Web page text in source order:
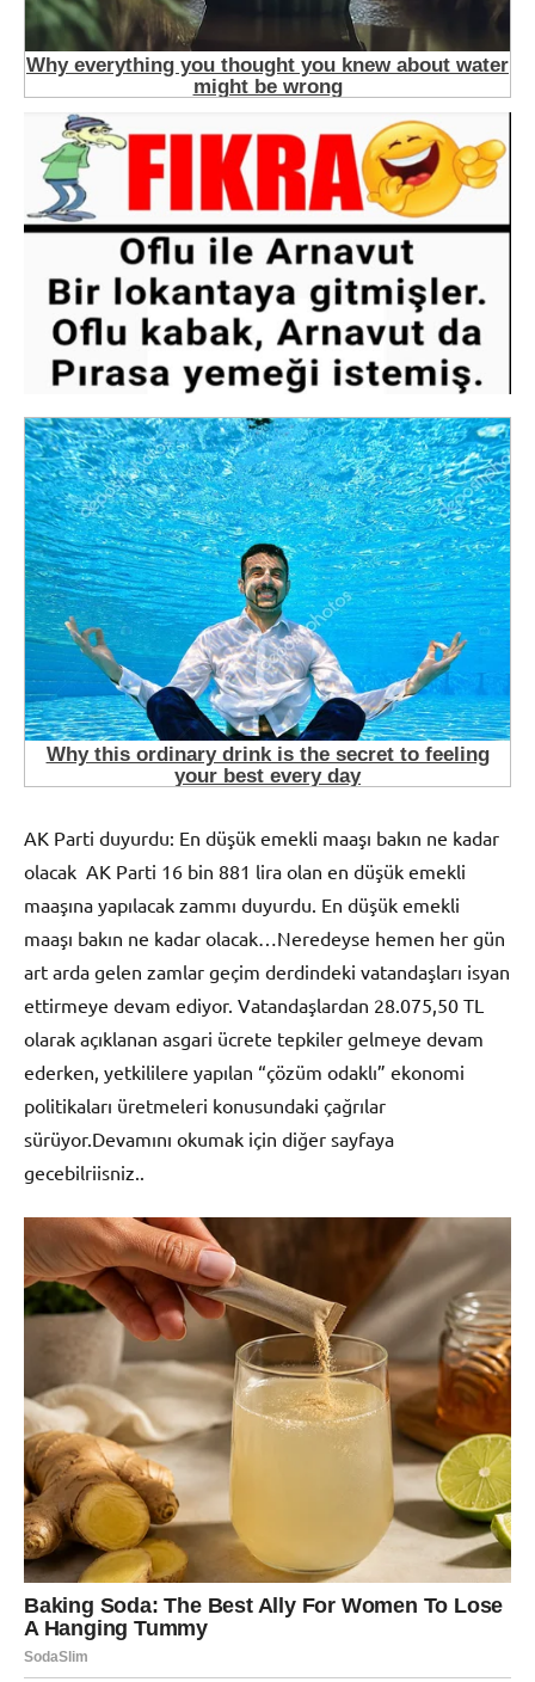
AK Parti duyurdu: En düşük emekli maaşı bakın ne kadar
olacak AK Parti 16 bin 881 lira olan en düşük emekli
maaşına yapılacak zammı duyurdu. En düşük emekli
maaşı bakın ne kadar olacak…Neredeyse hemen her gün
art arda gelen zamlar geçim derdindeki vatandaşları isyan
ettirmeye devam ediyor. Vatandaşlardan 28.075,50 TL
olarak açıklanan asgari ücrete tepkiler gelmeye devam
ederken, yetkililere yapılan “çözüm odaklı” ekonomi
politikaları üretmeleri konusundaki çağrılar
sürüyor.Devamını okumak için diğer sayfaya
gecebilriisniz..